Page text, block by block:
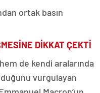
ortak basın
DİKKAT ÇEKTİ
de kendi aralarında
vurgulayan